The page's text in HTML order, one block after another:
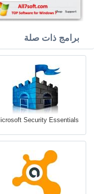
برامج ذات صلة
Microsoft Security Essentials